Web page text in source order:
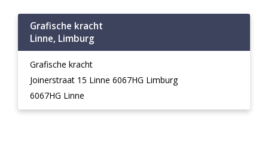
Grafische kracht
Linne, Limburg
Grafische kracht
Joinerstraat 15 Linne 6067HG Limburg
6067HG Linne